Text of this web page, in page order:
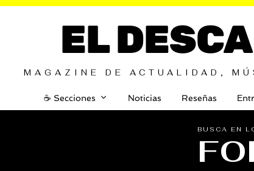
EL
MAGAZINE DE ACTUALIDAD,
☕️ Secciones Noticias Reseñas
BUSCA EN